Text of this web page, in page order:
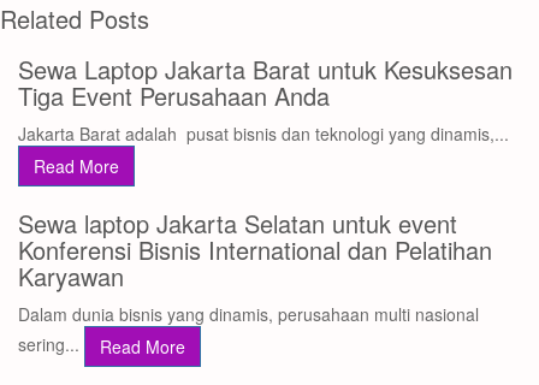
Related Posts
Sewa Laptop Jakarta Barat untuk Kesuksesan
Tiga Event Perusahaan Anda
Jakarta Barat adalah pusat bisnis dan teknologi yang dinamis,...
Read More
Sewa laptop Jakarta Selatan untuk event
Konferensi Bisnis International dan Pelatihan
Karyawan
Dalam dunia bisnis yang dinamis, perusahaan multi nasional
sering...
Read More